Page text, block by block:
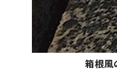
箱根風